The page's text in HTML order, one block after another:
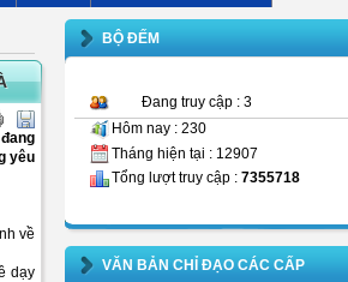
yêu
về
dạy
BỘ ĐẾM
Đang truy cập : 3
Hôm nay : 230
Tháng hiện tại : 12907
Tổng lượt truy cập : 7355718
VĂN BẢN CHỈ ĐẠO CÁC CẤP